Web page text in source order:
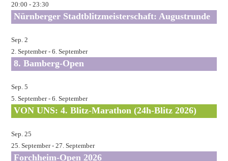
20:00 -23:30
Nürnberger Stadtblitzmeisterschaft: Augustrunde
Sep.2
2. September-6. September
8. Bamberg-Open
Sep.5
5. September-6. September
VON UNS: 4. Blitz-Marathon (24h-Blitz 2026)
Sep.25
25. September-27. September
Forchheim-Open 2026